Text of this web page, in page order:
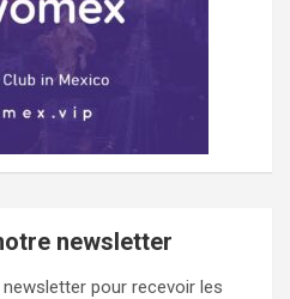
newsletter
pour recevoir les